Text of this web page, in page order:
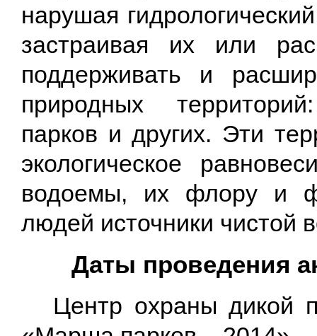
нарушая
застраивая их или
поддерживать и
природных
парков и других. Эти
экологическое
водоемы, их флору и
людей источники чистой
Даты проведения
Центр охраны дикой